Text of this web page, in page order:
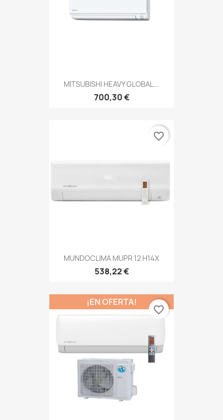
MITSUBISHI HEAVY GLOBAL...
700,30 €
MUNDOCLIMA MUPR 12 H14X
538,22 €
favorite_border
¡EN OFERTA!
favorite_border